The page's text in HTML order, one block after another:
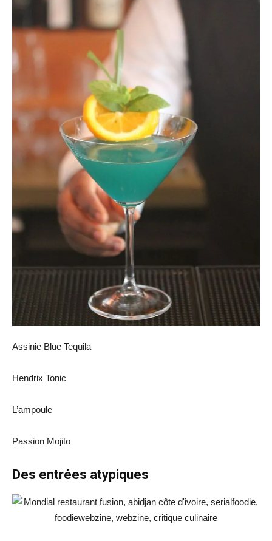
Assinie Blue Tequila
Hendrix Tonic
L’ampoule
Passion Mojito
Des entrées atypiques